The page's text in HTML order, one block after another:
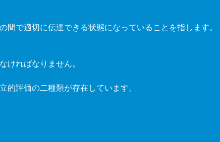
で適切に伝達できる状態になっていることを指します。
ければなりません。
的評価の二種類が存在しています。